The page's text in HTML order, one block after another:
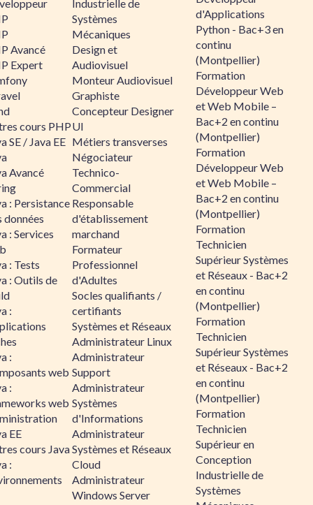
Avancé
Expert
cours PHP
SE / Java EE
Avancé
: Persistance
données
: Services
: Tests
: Outils de
:
:
web
:
web
EE
cours Java
:
Industrielle de
Systèmes
Mécaniques
Design et
Audiovisuel
Monteur Audiovisuel
Graphiste
Concepteur Designer
UI
Métiers transverses
Négociateur
Technico-
Commercial
Responsable
d'établissement
marchand
Formateur
Professionnel
d'Adultes
Socles qualifiants /
certifiants
Systèmes et Réseaux
Administrateur Linux
Administrateur
Support
Administrateur
Systèmes
d'Informations
Administrateur
Systèmes et Réseaux
Cloud
Administrateur
Windows Server
d'Applications
Python - Bac+3 en
continu
(Montpellier)
Formation
Développeur Web
et Web Mobile –
Bac+2 en continu
(Montpellier)
Formation
Développeur Web
et Web Mobile –
Bac+2 en continu
(Montpellier)
Formation
Technicien
Supérieur Systèmes
et Réseaux - Bac+2
en continu
(Montpellier)
Formation
Technicien
Supérieur Systèmes
et Réseaux - Bac+2
en continu
(Montpellier)
Formation
Technicien
Supérieur en
Conception
Industrielle de
Systèmes